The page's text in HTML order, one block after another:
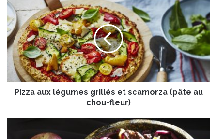
z
z
a
a
l
Pizza aux légumes grillés et scamorza (pâte au
chou-fleur)